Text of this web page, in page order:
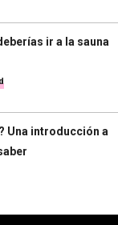
ir a la sauna
Una introducción a